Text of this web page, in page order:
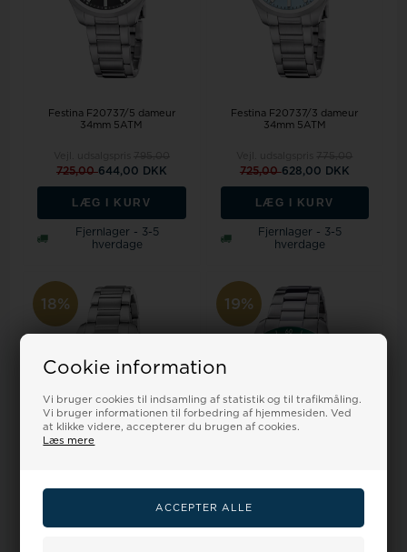
Cookie information
Vi bruger cookies til indsamling af statistik og til trafikmåling.
Vi bruger informationen til forbedring af hjemmesiden. Ved
at klikke videre, accepterer du brugen af cookies.
Læs mere
Festina F20737/5 dameur
34mm 5ATM
725,00644,00 DKK
LÆG I KURV
Fjernlager - 3-5
hverdage
Festina F20737/3 dameur
34mm 5ATM
725,00628,00 DKK
LÆG I KURV
Fjernlager - 3-5
hverdage
18% 19%